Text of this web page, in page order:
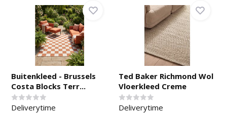
Buitenkleed - Brussels
Costa Blocks Terr...
Deliverytime
Ted Baker Richmond Wol
Vloerkleed Creme
Deliverytime